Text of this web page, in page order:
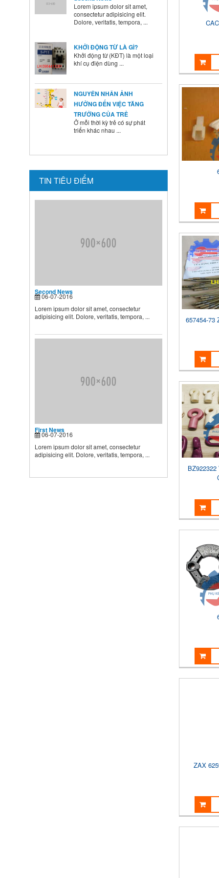
Dolore, veritatis, tempora, ...
khí cụ điện dùng ...
HƯỞNG ĐẾN VIỆC TĂNG
TRƯỞNG CỦA TRẺ
Ở mỗi thời kỳ trẻ có sự phát
triển khác nhau ...
dưỡng và chăm sóc nhi, muốn
Lorem ipsum dolor sit amet,
TIN TIÊU ĐIỂM
Second News
06-07-2016
Lorem ipsum dolor sit amet, consectetur
adipisicing elit. Dolore, veritatis, tempora, ...
First News
06-07-2016
Lorem ipsum dolor sit amet, consectetur
adipisicing elit. Dolore, veritatis, tempora, ...
657454-73
ZAX